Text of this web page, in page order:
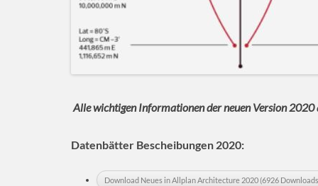
Alle wichtigen Informationen der neuen Version 2020
Datenbätter Bescheibungen 2020:
Download Neues in Allplan Architecture 2020 (6926